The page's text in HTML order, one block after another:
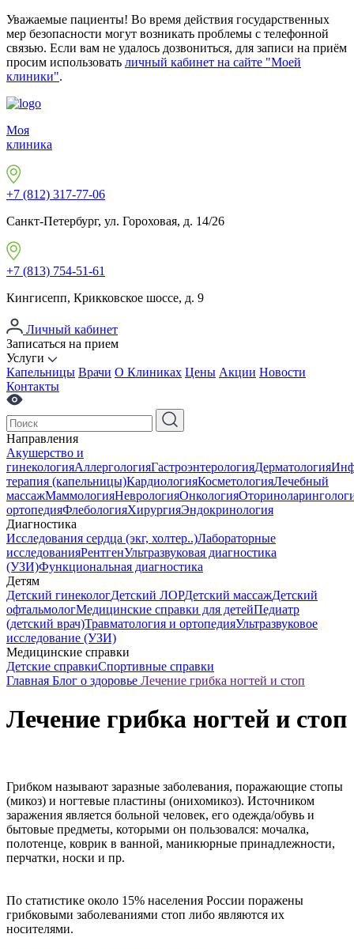
Уважаемые пациенты! Во время действия государственных
мер безопасности могут возникать проблемы с телефонной
связью. Если вам не удалось дозвониться, для записи на приём
просим использовать личный кабинет на сайте "Моей
клиники".
Моя
клиника
+7 (812) 317-77-06
Санкт-Петербург, ул. Гороховая, д. 14/26
+7 (813) 754-51-61
Кингисепп, Крикковское шоссе, д. 9
Личный кабинет
Записаться на прием
Услуги
Капельницы Врачи О Клиниках Цены Акции Новости
Контакты
Направления
Акушерство и
гинекологияАллергологияГастроэнтерологияДерматология
терапия (капельницы)КардиологияКосметологияЛечебный
массажМаммологияНеврологияОнкология
ортопедияФлебологияХирургияЭндокринология
Диагностика
Исследования сердца (экг, холтер..)Лабораторные
исследованияРентгенУльтразвуковая диагностика
(УЗИ)Функциональная диагностика
Детям
Детский гинекологДетский ЛОРДетский массажДетский
офтальмологМедицинские справки для детейПедиатр
(детский врач)Травматология и ортопедияУльтразвуковое
исследование (УЗИ)
Медицинские справки
Детские справкиСпортивные справки
Главная Блог о здоровье Лечение грибка ногтей и стоп
Лечение грибка ногтей и стоп
Грибком называют заразные заболевания, поражающие стопы
(микоз) и ногтевые пластины (онихомикоз). Источником
заражения является больной человек, его одежда/обувь и
бытовые предметы, которыми он пользовался: мочалка,
полотенце, коврик в ванной, маникюрные принадлежности,
перчатки, носки и пр.
По статистике около 15% населения России поражены
грибковыми заболеваниями стоп либо являются их
носителями.